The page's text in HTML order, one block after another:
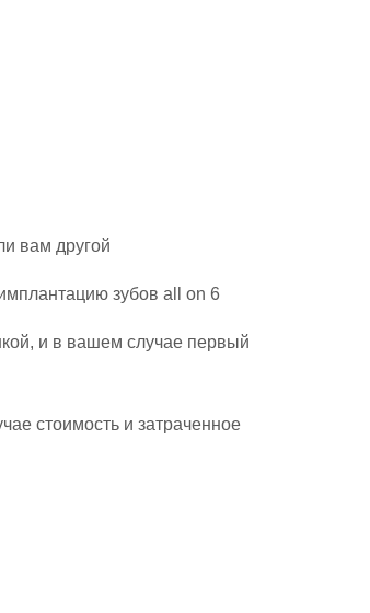
вам другой
зубов all on 6
и в вашем случае первый
стоимость и затраченное